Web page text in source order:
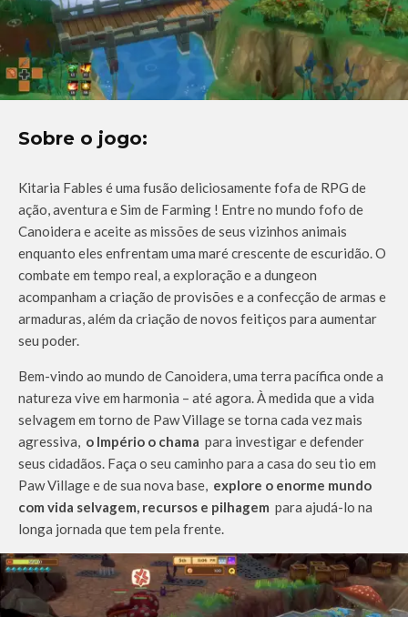
Sobre o jogo:
Kitaria Fables é uma fusão deliciosamente fofa de RPG de
ação, aventura e Sim de Farming ! Entre no mundo fofo de
Canoidera e aceite as missões de seus vizinhos animais
enquanto eles enfrentam uma maré crescente de escuridão. O
combate em tempo real, a exploração e a dungeon
acompanham a criação de provisões e a confecção de armas e
armaduras, além da criação de novos feitiços para aumentar
seu poder.
Bem-vindo ao mundo de Canoidera, uma terra pacífica onde a
natureza vive em harmonia – até agora. À medida que a vida
selvagem em torno de Paw Village se torna cada vez mais
agressiva, o Império o chama para investigar e defender
seus cidadãos. Faça o seu caminho para a casa do seu tio em
Paw Village e de sua nova base, explore o enorme mundo
com vida selvagem, recursos e pilhagem para ajudá-lo na
longa jornada que tem pela frente.